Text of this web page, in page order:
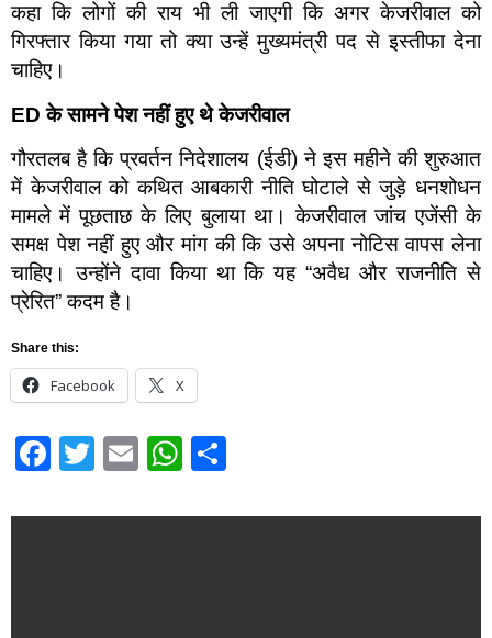
कहा कि लोगों की राय भी ली जाएगी कि अगर केजरीवाल को
गिरफ्तार किया गया तो क्या उन्हें मुख्यमंत्री पद से इस्तीफा देना
चाहिए।
EDके सामने पेश नहीं हुए थे केजरीवाल
गौरतलब है कि प्रवर्तन निदेशालय (ईडी) ने इस महीने की शुरुआत
में केजरीवाल को कथित आबकारी नीति घोटाले से जुड़े धनशोधन
मामले में पूछताछ के लिए बुलाया था। केजरीवाल जांच एजेंसी के
समक्ष पेश नहीं हुए और मांग की कि उसे अपना नोटिस वापस लेना
चाहिए। उन्होंने दावा किया था कि यह “अवैध और राजनीति से
प्रेरित” कदम है।
Share this:
Facebook X
Facebook
Twitter
EmailWhatsApp